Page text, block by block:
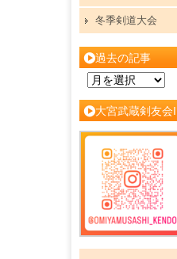
冬季剣道大会
過去の記事
の
記
大宮武蔵剣友会